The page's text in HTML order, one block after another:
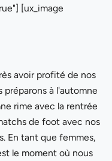
[ux_image
avoir profité de nos
à l'automne
rime avec la rentrée
de foot avec nos
En tant que femmes,
le moment où nous